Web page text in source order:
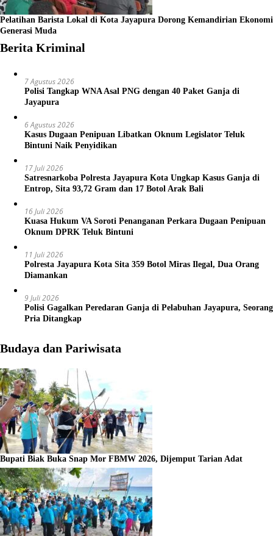
Pelatihan Barista Lokal di Kota Jayapura Dorong Kemandirian Ekonomi
Generasi Muda
Berita Kriminal
7 Agustus 2026
Polisi Tangkap WNA Asal PNG dengan 40 Paket Ganja di
Jayapura
6 Agustus 2026
Kasus Dugaan Penipuan Libatkan Oknum Legislator Teluk
Bintuni Naik Penyidikan
17 Juli 2026
Satresnarkoba Polresta Jayapura Kota Ungkap Kasus Ganja di
Entrop, Sita 93,72 Gram dan 17 Botol Arak Bali
16 Juli 2026
Kuasa Hukum VA Soroti Penanganan Perkara Dugaan Penipuan
Oknum DPRK Teluk Bintuni
11 Juli 2026
Polresta Jayapura Kota Sita 359 Botol Miras Ilegal, Dua Orang
Diamankan
9 Juli 2026
Polisi Gagalkan Peredaran Ganja di Pelabuhan Jayapura, Seorang
Pria Ditangkap
Budaya dan Pariwisata
Bupati Biak Buka Snap Mor FBMW 2026, Dijemput Tarian Adat